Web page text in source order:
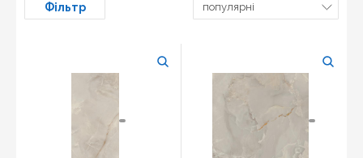
Фільтр популярні